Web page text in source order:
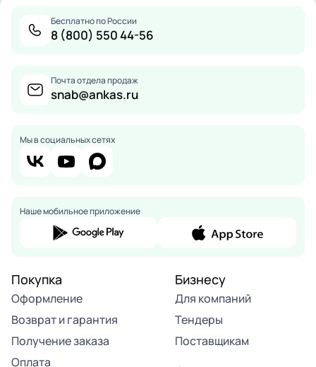
Бесплатно по России
8 (800) 550 44-56
Почта отдела продаж
snab@ankas.ru
Мы в социальных сетях
Наше мобильное приложение
Покупка
Оформление
Возврат и гарантия
Получение заказа
Оплата
Бизнесу
Для компаний
Тендеры
Поставщикам